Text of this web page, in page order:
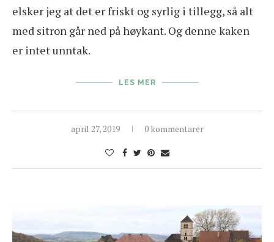
elsker jeg at det er friskt og syrlig i tillegg, så alt
med sitron går ned på høykant. Og denne kaken
er intet unntak.
LES MER
april 27, 2019 0 kommentarer